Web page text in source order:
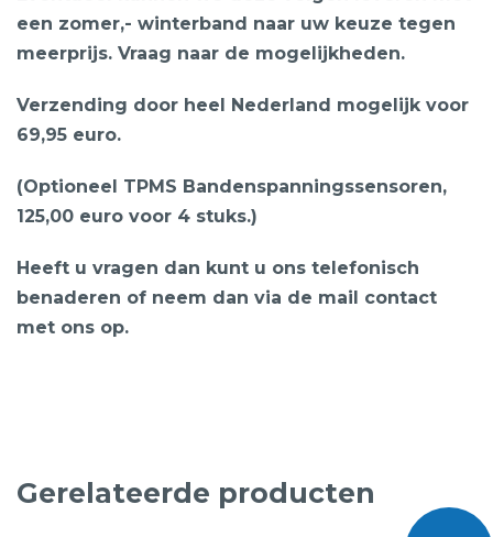
een zomer,- winterband naar uw keuze tegen
meerprijs. Vraag naar de mogelijkheden.
Verzending door heel Nederland mogelijk voor
69,95 euro.
(Optioneel TPMS Bandenspanningssensoren,
125,00 euro voor 4 stuks.)
Heeft u vragen dan kunt u ons telefonisch
benaderen of neem dan via de mail contact
met ons op.
Gerelateerde producten